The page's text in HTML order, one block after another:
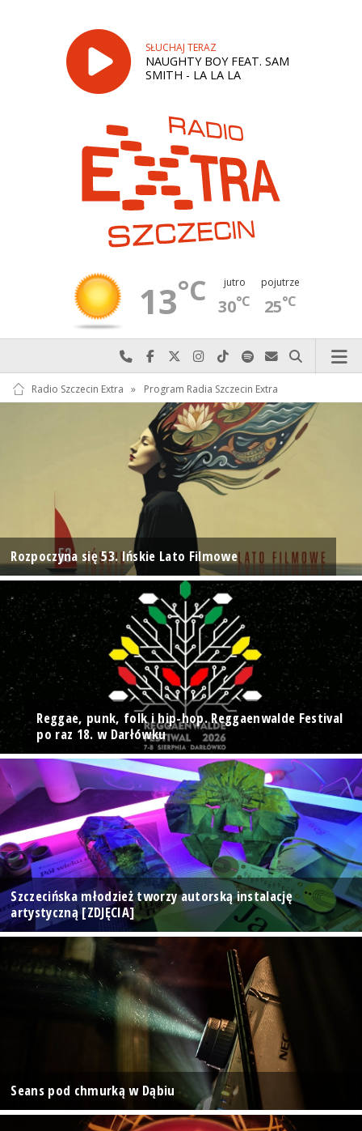
SŁUCHAJ TERAZ
NAUGHTY BOY FEAT. SAM
SMITH - LA LA LA
13°C jutro
30°C
pojutrze
25°C
Najlepiej po prostu do nas zadzwoń
Odwiedź nas na Facebook-u
Odwiedź nas na X
Odwiedź nas na Instagram-ie
Odwiedź nas na TikTok-u
Szukaj nas na Spotify
Wyślij do nas
Szukaj
Radio Szczecin Extra » Program Radia Szczecin Extra
Rozpoczyna się 53. Ińskie Lato Filmowe
Reggae, punk, folk i hip-hop. Reggaenwalde Festival
po raz 18. w Darłówku
Szczecińska młodzież tworzy autorską instalację
artystyczną [ZDJĘCIA]
Seans pod chmurką w Dąbiu